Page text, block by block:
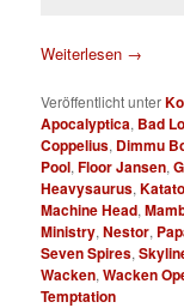
Weiterlesen →
Veröffentlicht unter
Apocalyptica, Bad
Coppelius, Dimmu
Pool,Floor Jansen,
Heavysaurus,
Machine Head,
Ministry,Nestor,
Seven Spires,
Wacken,Wacken
Temptation